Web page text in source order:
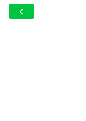
‹